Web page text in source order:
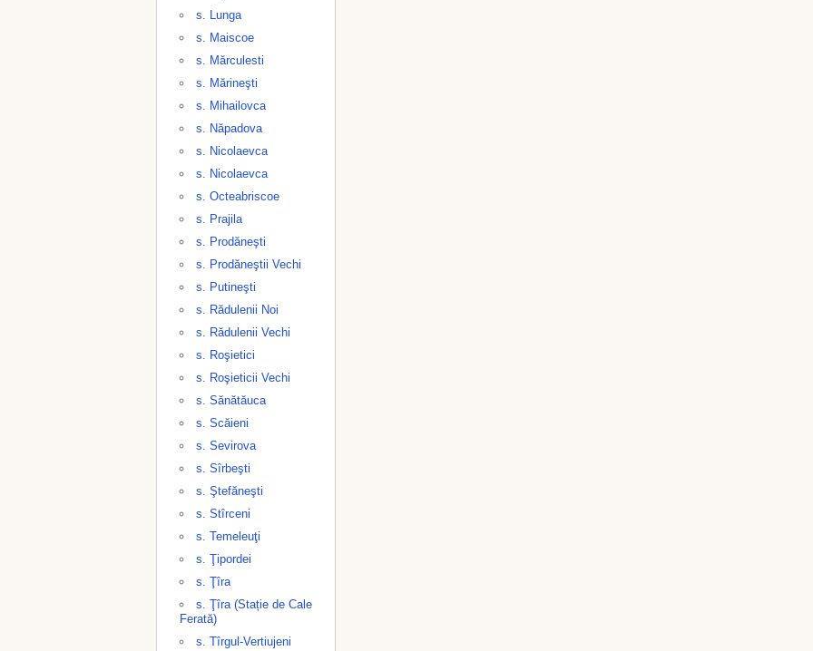
s. Lunga
s. Maiscoe
s. Mărculesti
s. Mărineşti
s. Mihailovca
s. Năpadova
s. Nicolaevca
s. Nicolaevca
s. Octeabriscoe
s. Prajila
s. Prodăneşti
s. Prodăneştii Vechi
s. Putineşti
s. Rădulenii Noi
s. Rădulenii Vechi
s. Roşietici
s. Roşieticii Vechi
s. Sănătăuca
s. Scăieni
s. Sevirova
s. Sîrbeşti
s. Ştefăneşti
s. Stîrceni
s. Temeleuţi
s. Ţipordei
s. Ţîra
s. Ţîra (Stație de Cale
Ferată)
s. Tîrgul-Vertiujeni